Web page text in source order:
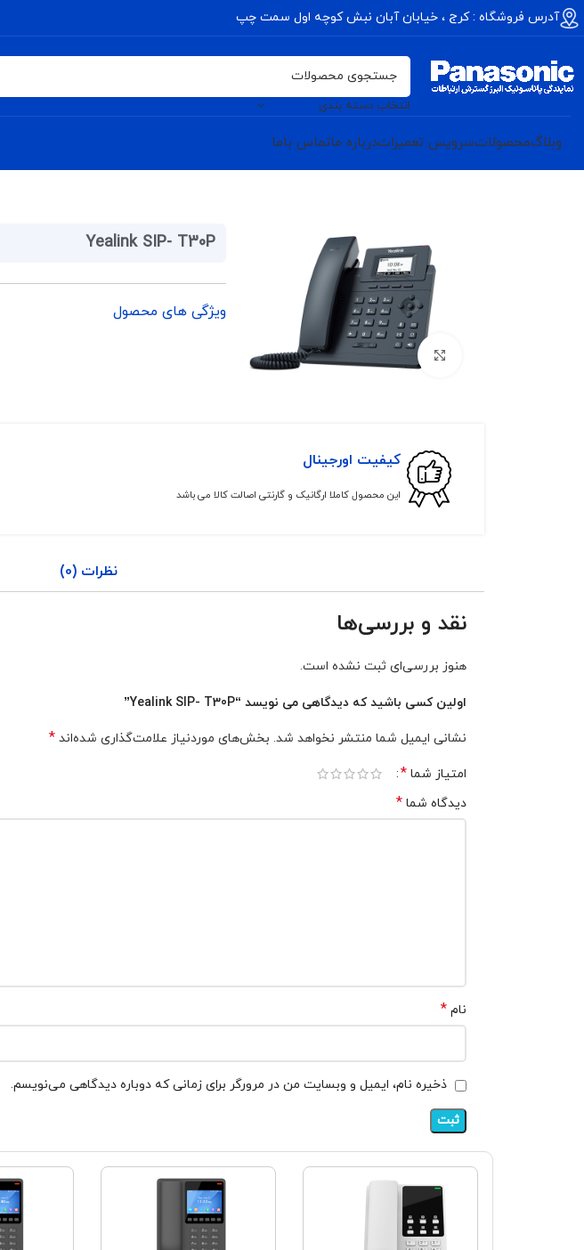
آدرس فروشگاه : کرج ، خیابان آبان نبش کوچه اول سمت چپ
انتخاب دسته بندی
وبلاگمحصولاتسرویس تعمیراتدرباره ماتماس باما
برای بزرگنمایی کلیک کنید
Yealink SIP- T30P
ویژگی های محصول
کیفیت اورجینال
این محصول کاملا ارگانیک و گارنتی اصالت کالا می باشد
نظرات (0)
نقد و بررسی‌ها
هنوز بررسی‌ای ثبت نشده است.
اولین کسی باشید که دیدگاهی می نویسد “Yealink SIP- T30P”
نشانی ایمیل شما منتشر نخواهد شد. بخش‌های موردنیاز علامت‌گذاری شده‌اند *
امتیاز شما *
دیدگاه شما *
نام *
ذخیره نام، ایمیل و وبسایت من در مرورگر برای زمانی که دوباره دیدگاهی می‌نویسم.